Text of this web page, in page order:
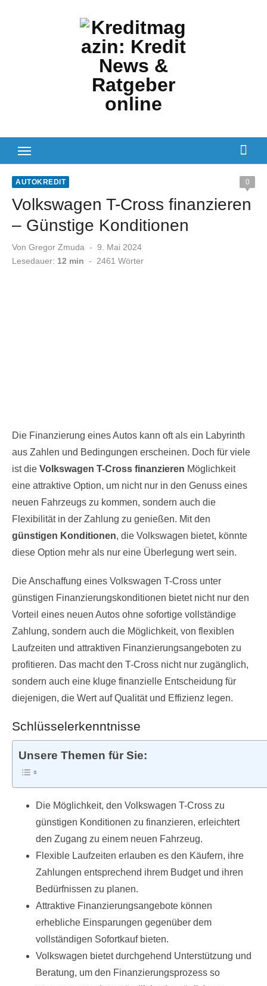
AUTOKREDIT 0
Volkswagen T-Cross finanzieren
– Günstige Konditionen
Von Gregor Zmuda
Veröffentlicht
am
9. Mai 2024
Lesedauer: 12 min - 2461 Wörter
Die Finanzierung eines Autos kann oft als ein Labyrinth
aus Zahlen und Bedingungen erscheinen. Doch für viele
ist die Volkswagen T-Cross finanzieren Möglichkeit
eine attraktive Option, um nicht nur in den Genuss eines
neuen Fahrzeugs zu kommen, sondern auch die
Flexibilität in der Zahlung zu genießen. Mit den
günstigen Konditionen, die Volkswagen bietet, könnte
diese Option mehr als nur eine Überlegung wert sein.
Die Anschaffung eines Volkswagen T-Cross unter
günstigen Finanzierungskonditionen bietet nicht nur den
Vorteil eines neuen Autos ohne sofortige vollständige
Zahlung, sondern auch die Möglichkeit, von flexiblen
Laufzeiten und attraktiven Finanzierungsangeboten zu
profitieren. Das macht den T-Cross nicht nur zugänglich,
sondern auch eine kluge finanzielle Entscheidung für
diejenigen, die Wert auf Qualität und Effizienz legen.
Schlüsselerkenntnisse
Unsere Themen für Sie:
Die Möglichkeit, den Volkswagen T-Cross zu
günstigen Konditionen zu finanzieren, erleichtert
den Zugang zu einem neuen Fahrzeug.
Flexible Laufzeiten erlauben es den Käufern, ihre
Zahlungen entsprechend ihrem Budget und ihren
Bedürfnissen zu planen.
Attraktive Finanzierungsangebote können
erhebliche Einsparungen gegenüber dem
vollständigen Sofortkauf bieten.
Volkswagen bietet durchgehend Unterstützung und
Beratung, um den Finanzierungsprozess so